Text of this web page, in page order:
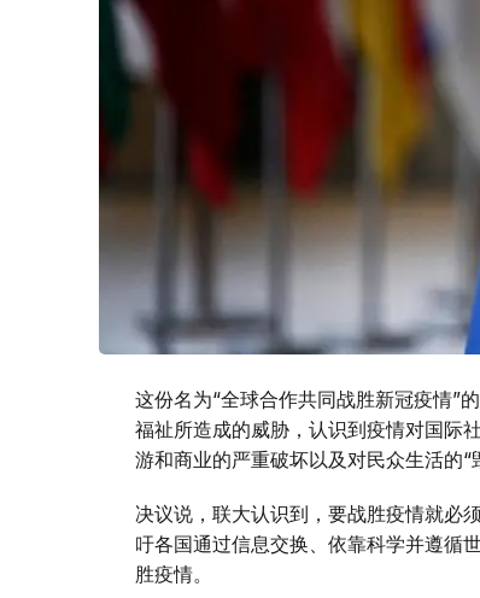
这份名为“全球合作共同战胜新冠疫情”
福祉所造成的威胁，认识到疫情对国际
游和商业的严重破坏以及对民众生活的“
决议说，联大认识到，要战胜疫情就必
吁各国通过信息交换、依靠科学并遵循
胜疫情。